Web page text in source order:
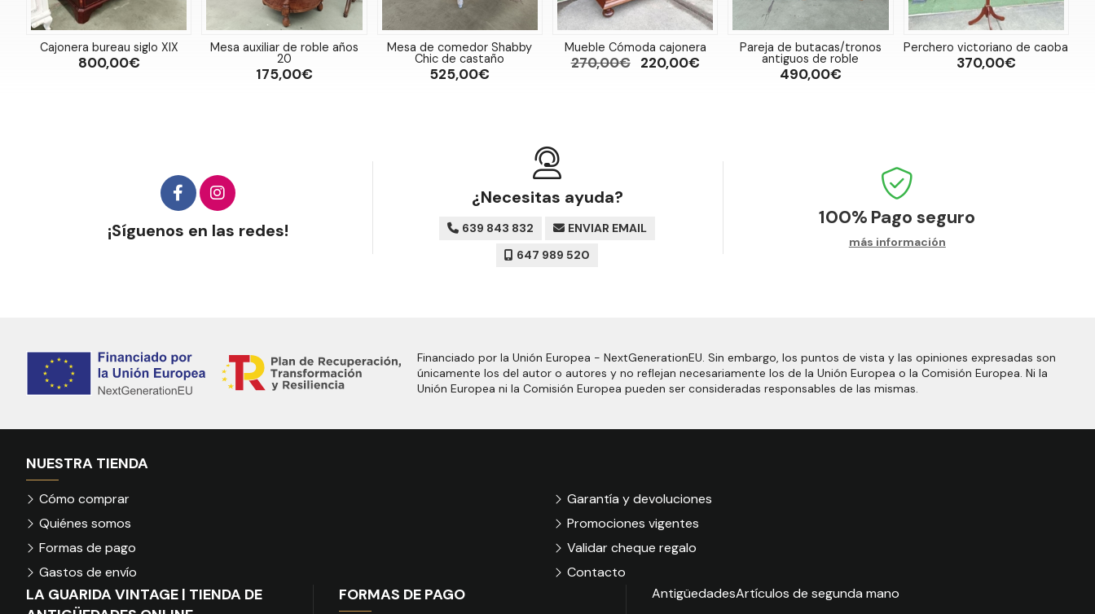
Cajonera bureau siglo XlX
800,00€
Mesa auxiliar de roble años
20
175,00€
Mesa de comedor Shabby
Chic de castaño
525,00€
Mueble Cómoda cajonera
270,00€ 220,00€
Pareja de butacas/tronos
antiguos de roble
490,00€
Perchero victoriano de caoba
370,00€
¡Síguenos en las redes!
¿Necesitas ayuda?
639 843 832
ENVIAR EMAIL
647 989 520
100% Pago seguro
más información
Financiado por la Unión Europea - NextGenerationEU. Sin embargo, los puntos de vista y las opiniones expresadas son
únicamente los del autor o autores y no reflejan necesariamente los de la Unión Europea o la Comisión Europea. Ni la
Unión Europea ni la Comisión Europea pueden ser consideradas responsables de las mismas.
LA GUARIDA VINTAGE | TIENDA DE
FORMAS DE PAGO
NUESTRA TIENDA
Cómo comprar
Quiénes somos
Formas de pago
Gastos de envío
Garantía y devoluciones
Promociones vigentes
Validar cheque regalo
Contacto
AntigüedadesArtículos de segunda mano